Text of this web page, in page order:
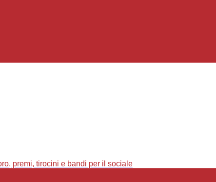
premi, tirocini e bandi per il sociale